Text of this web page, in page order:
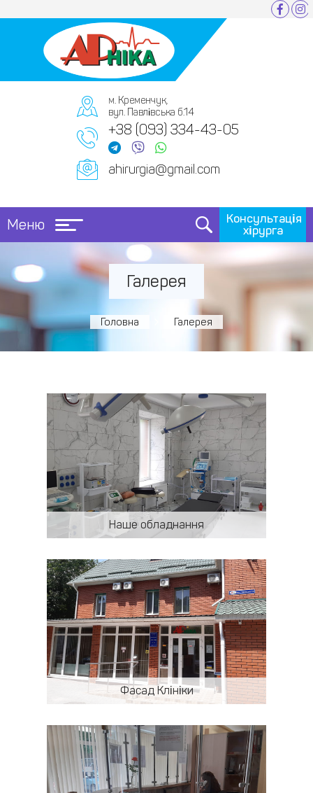
м. Кременчук,
вул. Павлівська б.14
+38 (093) 334-43-05
ahirurgia@gmail.com
Меню
Консультація
хірурга
Галерея
Головна Галерея
Наше обладнання
Фасад Клініки